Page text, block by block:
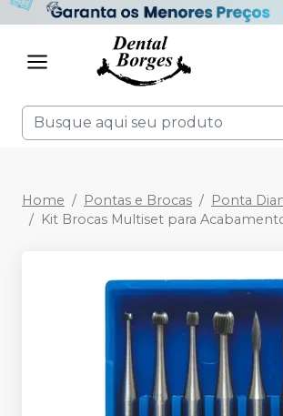
Home Pontas e Brocas
Ponta
Kit Brocas Multiset para